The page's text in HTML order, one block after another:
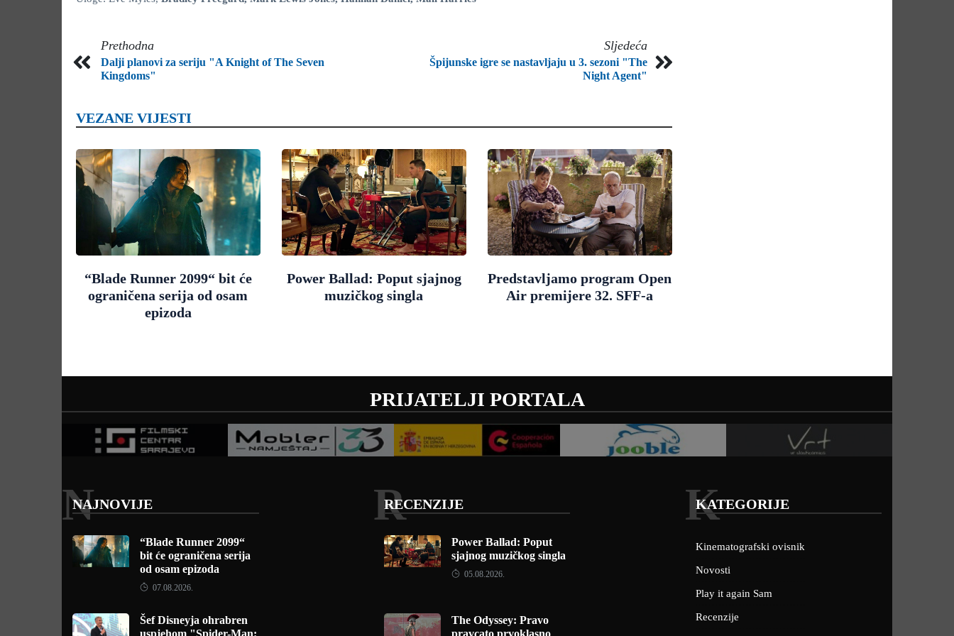
Prethodna
Dalji planovi za seriju "A Knight of The Seven
Kingdoms"
Sljedeća
Špijunske igre se nastavljaju u 3. sezoni "The
Night Agent"
VEZANE VIJESTI
“Blade Runner 2099“ bit će
ograničena serija od osam
epizoda
Power Ballad: Poput sjajnog
muzičkog singla
Predstavljamo program Open
Air premijere 32. SFF-a
PRIJATELJI PORTALA
NAJNOVIJE
N
“Blade Runner 2099“
bit će ograničena serija
od osam epizoda
07.08.2026.
Šef Disneyja ohrabren
RECENZIJE
R
Power Ballad: Poput
sjajnog muzičkog singla
05.08.2026.
The Odyssey: Pravo
KATEGORIJE
K
Kinematografski ovisnik
Novosti
Play it again Sam
Recenzije